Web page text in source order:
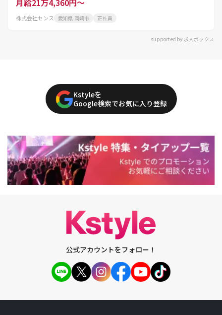
月給21万4,360円～
株式会社センス 愛知県 岡崎市 正社員
supported by 求人ボックス
Kstyleを
Google検索でお気に入り登録
公式アカウントをフォロー！